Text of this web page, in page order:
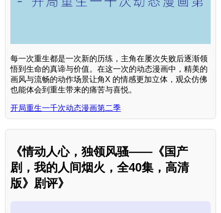
每一次重生都是一次新的历练，主角在屡次失败后逐渐领
悟到生命的真谛与价值。在这一次的动态漫画中，精美的
画风与流畅的动作场景让角X 的情感更加立体，观众仿佛
也能体会到重生带来的痛苦与喜悦。
开局重生一千次动态漫画第二季
《情动人心，独领风骚——《国产
剧，我的人间烟火，全40集，高清
版》剧评》